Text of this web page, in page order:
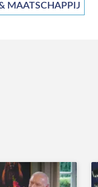
MAATSCHAPPIJ